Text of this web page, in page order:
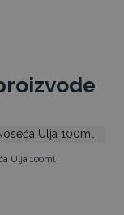
Ulja 100ml